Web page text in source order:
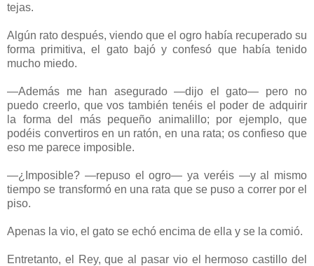
tejas.
Algún rato después, viendo que el ogro había recuperado su
forma primitiva, el gato bajó y confesó que había tenido
mucho miedo.
—Además me han asegurado —dijo el gato— pero no
puedo creerlo, que vos también tenéis el poder de adquirir
la forma del más pequeño animalillo; por ejemplo, que
podéis convertiros en un ratón, en una rata; os confieso que
eso me parece imposible.
—¿Imposible? —repuso el ogro— ya veréis —y al mismo
tiempo se transformó en una rata que se puso a correr por el
piso.
Apenas la vio, el gato se echó encima de ella y se la comió.
Entretanto, el Rey, que al pasar vio el hermoso castillo del